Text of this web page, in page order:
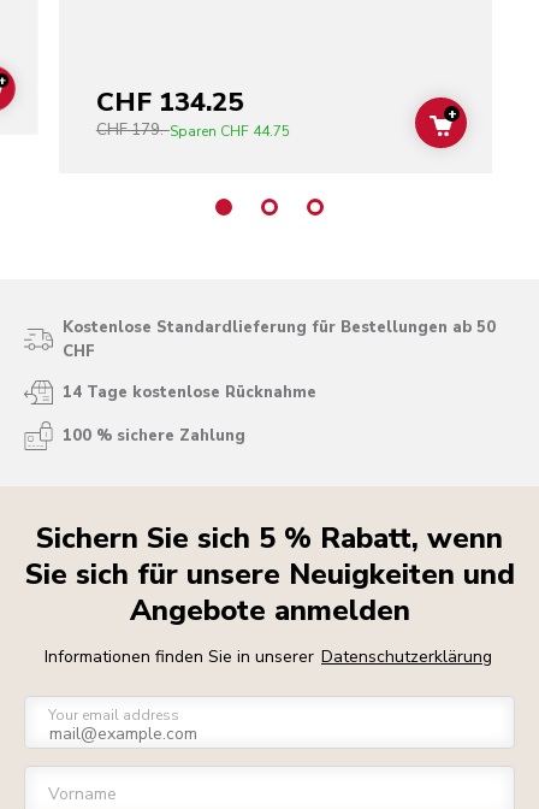
ADD TO CARTCHF 134.25
CHF 179.-Sparen CHF 44.75 ADD TO
+
Kostenlose Standardlieferung für Bestellungen ab 50
CHF
14 Tage kostenlose Rücknahme
100 % sichere Zahlung
Sichern Sie sich 5 % Rabatt, wenn
Sie sich für unsere Neuigkeiten und
Angebote anmelden
Informationen finden Sie in unserer Datenschutzerklärung
Your email address
Vorname